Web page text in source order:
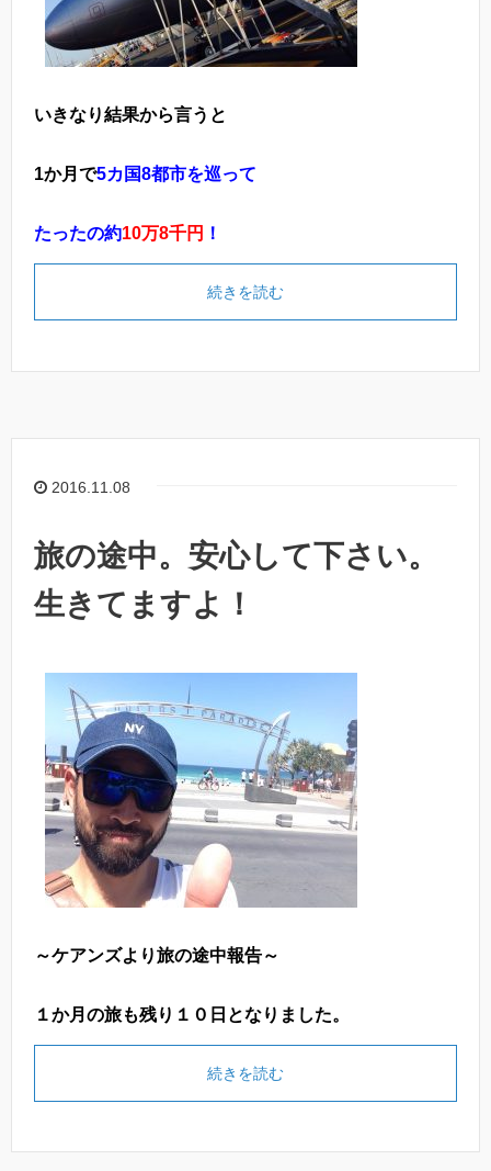
いきなり結果から言うと
1か月で5カ国8都市を巡って
たったの約10万8千円 ！
続きを読む
2016.11.08
旅の途中。安心して下さい。
生きてますよ！
～ケアンズより旅の途中報告～
１か月の旅も残り１０日となりました。
続きを読む